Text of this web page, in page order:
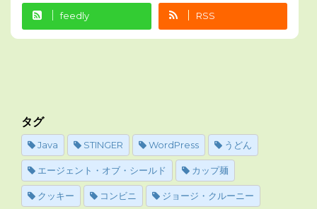
feedly RSS
タグ
Java STINGER WordPress うどん
エージェント・オブ・シールド カップ麺
クッキー コンビニ ジョージ・クルーニー